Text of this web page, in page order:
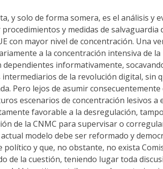
y solo de forma somera, es el análisis y
y medidas de
con mayor nivel de concentración. Una
a la concentración intensiva de
informativamente,
de la revolución digital, sin
Pero lejos de asumir
escenarios de concentración lesivos
favorable a la desregulación,
de la CNMC para supervisar o
modelo debe ser reformado y
y que, no obstante, no exista
de la cuestión, teniendo lugar toda